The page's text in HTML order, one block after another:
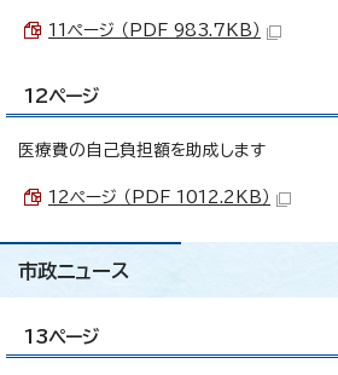
11ページ （PDF 983.7KB）
12ページ
医療費の自己負担額を助成します
12ページ （PDF 1012.2KB）
市政ニュース
13ページ